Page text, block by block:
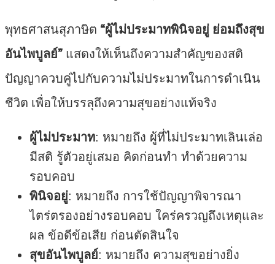
พุทธศาสนสุภาษิต “ผู้ไม่ประมาทพินิจอยู่ ย่อมถึงสุข
อันไพบูลย์”แสดงให้เห็นถึงความสำคัญของสติ
ปัญญาควบคู่ไปกับความไม่ประมาทในการดำเนิน
ชีวิต เพื่อให้บรรลุถึงความสุขอย่างแท้จริง
ผู้ไม่ประมาท: หมายถึง ผู้ที่ไม่ประมาทเลินเล่อ
มีสติ รู้ตัวอยู่เสมอ คิดก่อนทำ ทำด้วยความ
รอบคอบ
พินิจอยู่: หมายถึง การใช้ปัญญาพิจารณา
ไตร่ตรองอย่างรอบคอบ ใคร่ครวญถึงเหตุและ
ผล ข้อดีข้อเสีย ก่อนตัดสินใจ
สุขอันไพบูลย์: หมายถึง ความสุขอย่างยิ่ง